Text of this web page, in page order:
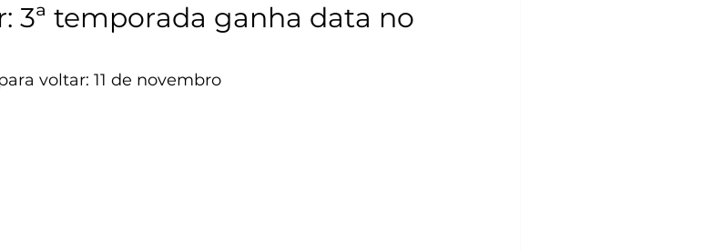
3ª temporada ganha data no
voltar: 11 de novembro